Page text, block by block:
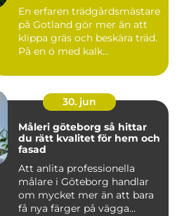
En erfaren trädgårdsmästare
på Gotland gör mer än att
klippa gräs och beskära träd.
På en ö med kalk...
30. jun
Måleri göteborg så hittar
du rätt kvalitet för hem och
fasad
Att anlita professionella
målare i Göteborg handlar
om mycket mer än att bara
få nya färger på vägga...